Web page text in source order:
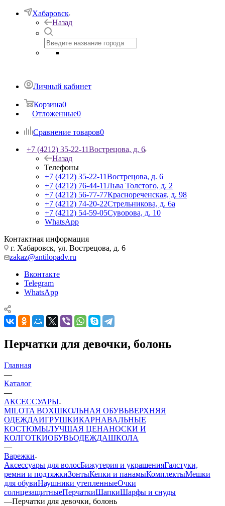
Хабаровск
Назад
Личный кабинет
Корзина0
Отложенные0
Сравнение товаров0
+7 (4212) 35-22-11Вострецова, д. 6
Назад
Телефоны
+7 (4212) 35-22-11Вострецова, д. 6
+7 (4212) 76-44-11Льва Толстого, д. 2
+7 (4212) 56-77-77Краснореченская, д. 98
+7 (4212) 74-20-22Стрельникова, д. 6а
+7 (4212) 54-59-05Суворова, д. 10
WhatsApp
Контактная информация
г. Хабаровск, ул. Вострецова, д. 6
zakaz@antilopadv.ru
Вконтакте
Telegram
WhatsApp
Перчатки для девочки, болонь
Главная
—
Каталог
—
АКСЕССУАРЫ
MILOTA BOXШКОЛЬНАЯ ОБУВЬВЕРХНЯЯ
ОДЕЖДАИГРУШКИКАРНАВАЛЬНЫЕ
КОСТЮМЫЛУЧШАЯ ЦЕНАНОСКИ И
КОЛГОТКИОБУВЬОДЕЖДАШКОЛА
—
Варежки
Аксессуары для волосБижутерия и украшенияГалстуки,
ремни и подтяжкиЗонтыКепки и панамыКомплектыМешки
для обувиНаушники утепленныеОчки
солнцезащитныеПерчаткиШапкиШарфы и снуды
—Перчатки для девочки, болонь